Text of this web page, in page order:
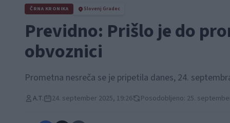
ČRNA KRONIKA Slovenj Gradec
Previdno: Prišlo je do
obvoznici
Prometna nesreča se je pripetila danes, 24.
A.T. 24. september 2025, 19:26 Posodobljeno: 25.